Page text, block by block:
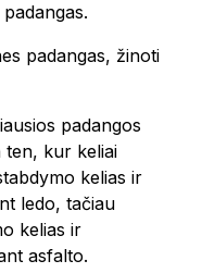
padangas, žinoti
padangos
ten, kur keliai
kelias ir
ledo, tačiau
kelias ir
asfalto.